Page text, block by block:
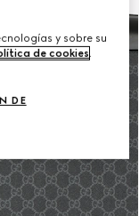
y sobre su
de cookies
DE